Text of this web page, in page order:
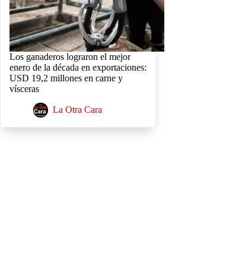
Los ganaderos lograron el mejor
enero de la década en exportaciones:
USD 19,2 millones en carne y
vísceras
La Otra Cara